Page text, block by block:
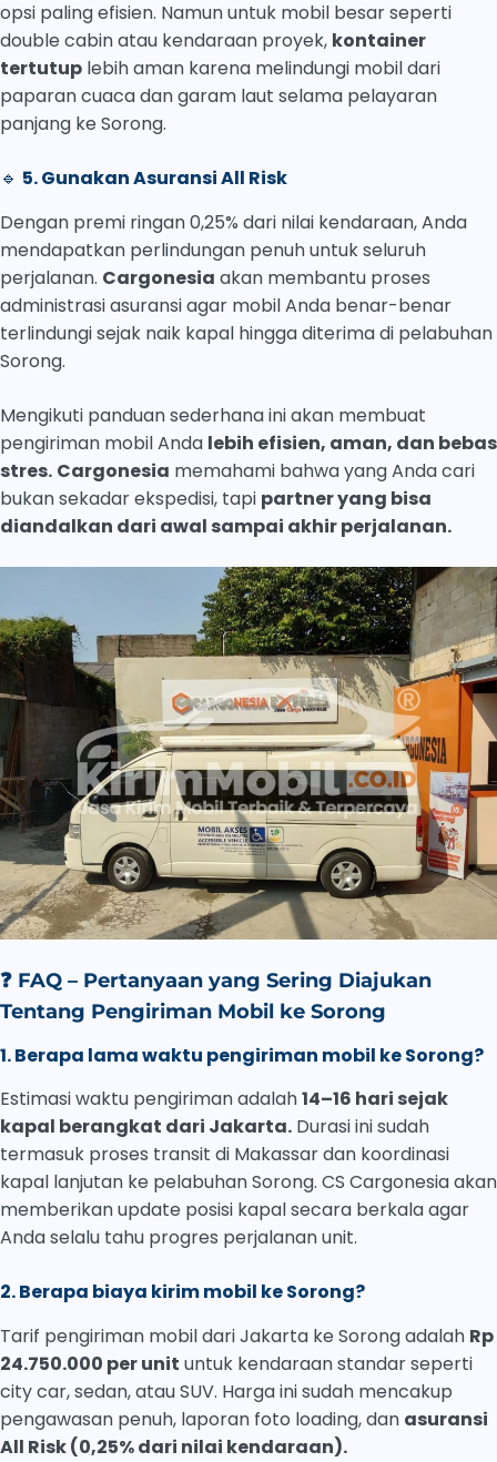
opsi paling efisien. Namun untuk mobil besar seperti
double cabin atau kendaraan proyek, kontainer
tertutup lebih aman karena melindungi mobil dari
paparan cuaca dan garam laut selama pelayaran
panjang ke Sorong.
🔹 5. Gunakan Asuransi All Risk
Dengan premi ringan 0,25% dari nilai kendaraan, Anda
mendapatkan perlindungan penuh untuk seluruh
perjalanan. Cargonesia akan membantu proses
administrasi asuransi agar mobil Anda benar-benar
terlindungi sejak naik kapal hingga diterima di pelabuhan
Sorong.
Mengikuti panduan sederhana ini akan membuat
pengiriman mobil Anda lebih efisien, aman, dan bebas
stres. Cargonesia memahami bahwa yang Anda cari
bukan sekadar ekspedisi, tapi partner yang bisa
diandalkan dari awal sampai akhir perjalanan.
❓ FAQ – Pertanyaan yang Sering Diajukan
Tentang Pengiriman Mobil ke Sorong
1. Berapa lama waktu pengiriman mobil ke Sorong?
Estimasi waktu pengiriman adalah14–16 hari sejak
kapal berangkat dari Jakarta. Durasi ini sudah
termasuk proses transit di Makassar dan koordinasi
kapal lanjutan ke pelabuhan Sorong. CS Cargonesia akan
memberikan update posisi kapal secara berkala agar
Anda selalu tahu progres perjalanan unit.
2. Berapa biaya kirim mobil ke Sorong?
Tarif pengiriman mobil dari Jakarta ke Sorong adalah Rp
24.750.000 per unit untuk kendaraan standar seperti
city car, sedan, atau SUV. Harga ini sudah mencakup
pengawasan penuh, laporan foto loading, dan asuransi
All Risk (0,25% dari nilai kendaraan).